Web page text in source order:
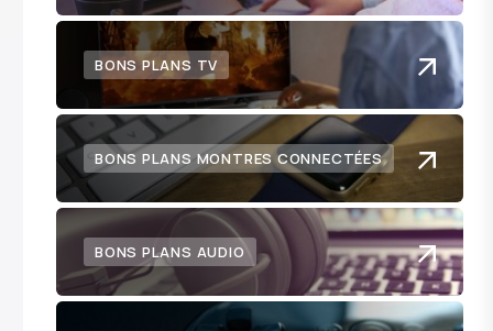
BONS PLANS TV
BONS PLANS MONTRES CONNECTÉES
BONS PLANS AUDIO